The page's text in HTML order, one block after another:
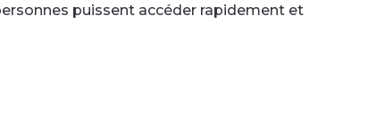
puissent accéder rapidement et